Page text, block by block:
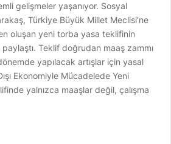
gelişmeler yaşanıyor. Sosyal
Türkiye Büyük Millet Meclisi’ne
oluşan yeni torba yasa teklifinin
Teklif doğrudan maaş zammı
yapılacak artışlar için yasal
Ekonomiyle Mücadelede Yeni
yalnızca maaşlar değil, çalışma